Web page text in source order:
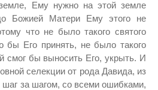
Ему нужно на этой земле
Божией Матери Ему этого не
что не было такого святого
бы Его принять, не было такого
смог бы выносить Его, укрыть. И
селекции от рода Давида, из
шаг за шагом, со всеми ошибками,